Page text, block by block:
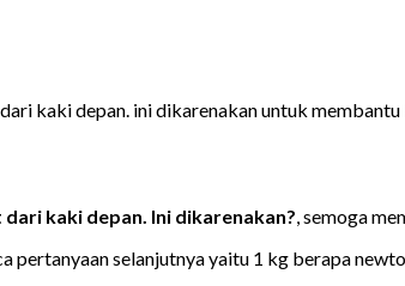
kaki depan. ini dikarenakan untuk
kaki depan. Ini dikarenakan?, semoga
selanjutnya yaitu 1 kg berapa